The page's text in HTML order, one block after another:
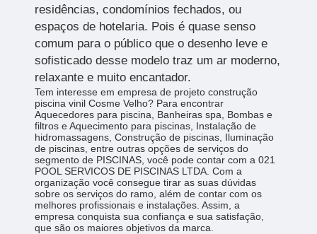
residências, condomínios fechados, ou
espaços de hotelaria. Pois é quase senso
comum para o público que o desenho leve e
sofisticado desse modelo traz um ar moderno,
relaxante e muito encantador.
Tem interesse em empresa de projeto construção
piscina vinil Cosme Velho? Para encontrar
Aquecedores para piscina, Banheiras spa, Bombas e
filtros e Aquecimento para piscinas, Instalação de
hidromassagens, Construção de piscinas, Iluminação
de piscinas, entre outras opções de serviços do
segmento de PISCINAS, você pode contar com a 021
POOL SERVICOS DE PISCINAS LTDA. Com a
organização você consegue tirar as suas dúvidas
sobre os serviços do ramo, além de contar com os
melhores profissionais e instalações. Assim, a
empresa conquista sua confiança e sua satisfação,
que são os maiores objetivos da marca.